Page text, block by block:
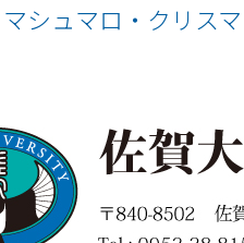
マシュマロ・クリス